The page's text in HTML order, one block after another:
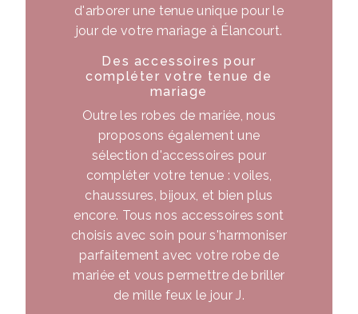
d'arborer une tenue unique pour le
jour de votre mariage à Élancourt.
Des accessoires pour
compléter votre tenue de
mariage
Outre les robes de mariée, nous
proposons également une
sélection d'accessoires pour
compléter votre tenue : voiles,
chaussures, bijoux, et bien plus
encore. Tous nos accessoires sont
choisis avec soin pour s'harmoniser
parfaitement avec votre robe de
mariée et vous permettre de briller
de mille feux le jour J.